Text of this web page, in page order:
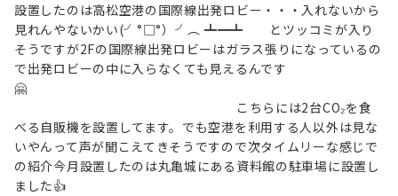
設置したのは高松空港の国際線出発ロビー・・・入れないから
見れんやないかい(╯°□°）╯︵ ┻━┻ とツッコミが入り
そうですが2Fの国際線出発ロビーはガラス張りになっているの
で出発ロビーの中に入らなくても見えるんです
🤗
こちらには2台CO₂を食
べる自販機を設置してます。でも空港を利用する人以外は見な
いやんって声が聞こえてきそうですので次タイムリーな感じで
の紹介今月設置したのは丸亀城にある資料館の駐車場に設置し
ました👍